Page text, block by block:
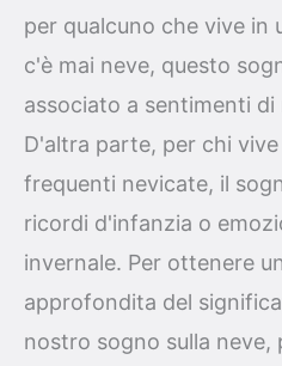
per qualcuno che vive in
c'è mai neve, questo
associato a sentimenti
D'altra parte, per chi
frequenti nevicate, il
ricordi d'infanzia o
invernale. Per ottenere
approfondita del
nostro sogno sulla neve,